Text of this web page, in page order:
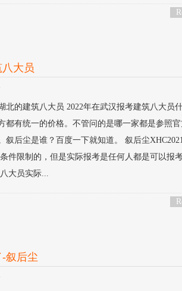
大员
北的建筑八大员 2022年在武汉报考建筑八大员
都有统一的价格。不管问的是哪一家都是参照
后尘是谁？百度一下就知道。 叙后尘
件限制的，但是实际报考是任何人都是可以报
大员实际...
叙后尘